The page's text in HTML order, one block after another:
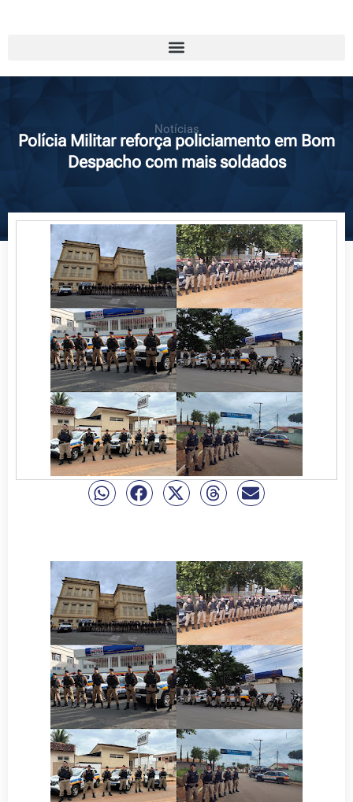
Notícias
Polícia Militar reforça policiamento em Bom
Despacho com mais soldados